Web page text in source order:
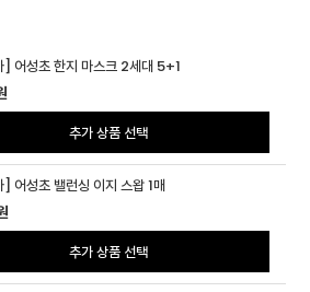
] 어성초 한지 마스크 2세대 5+1
추가 상품 선택
어성초 밸런싱 이지 스왑 1매
추가 상품 선택